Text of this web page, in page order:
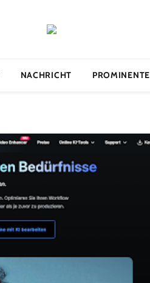
NACHRICHT PROMINENTE